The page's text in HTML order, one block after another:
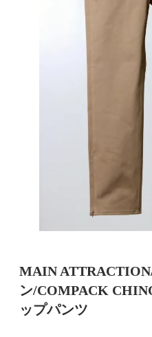
MAIN
ン/COMPACK
ップパンツ